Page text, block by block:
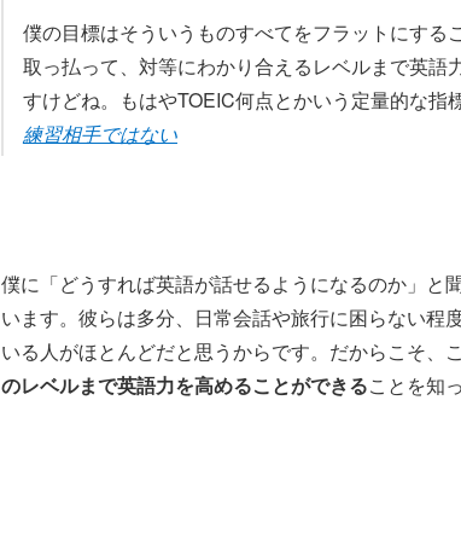
僕の目標はそういうものすべてをフラットにす
取っ払って、対等にわかり合えるレベルまで英
すけどね。もはやTOEIC何点とかいう定量的な指
練習相手ではない
僕に「どうすれば英語が話せるようになるのか」と
います。彼らは多分、日常会話や旅行に困らない程
いる人がほとんどだと思うからです。だからこそ、
のレベルまで英語力を高めることができることを知